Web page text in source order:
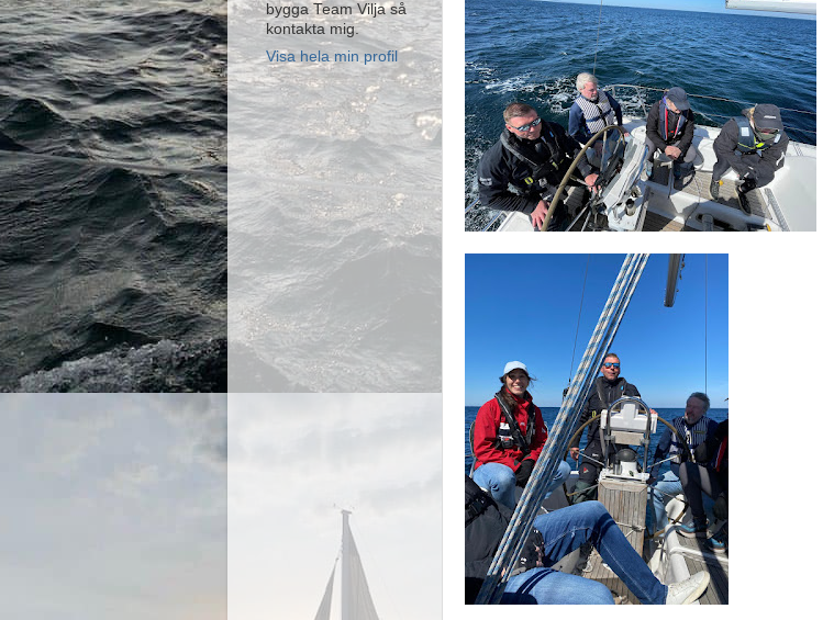
bygga Team Vilja så
kontakta mig.
Visa hela min profil